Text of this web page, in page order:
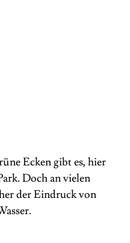
Ecken gibt es, hier
Doch an vielen
der Eindruck von